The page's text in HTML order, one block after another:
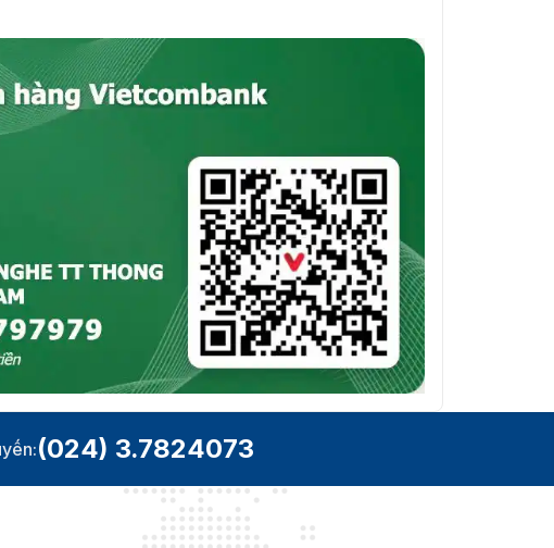
(024) 3.7824073